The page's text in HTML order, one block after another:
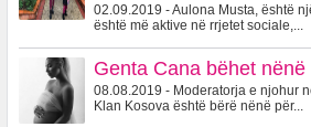
02.09.2019 - Aulona Musta, është
është më aktive në rrjetet sociale,...
Genta Cana bëhet
08.08.2019 - Moderatorja e njohur
Klan Kosova është bërë nënë për...